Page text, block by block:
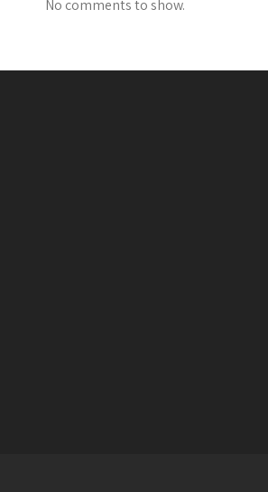
No comments to show.